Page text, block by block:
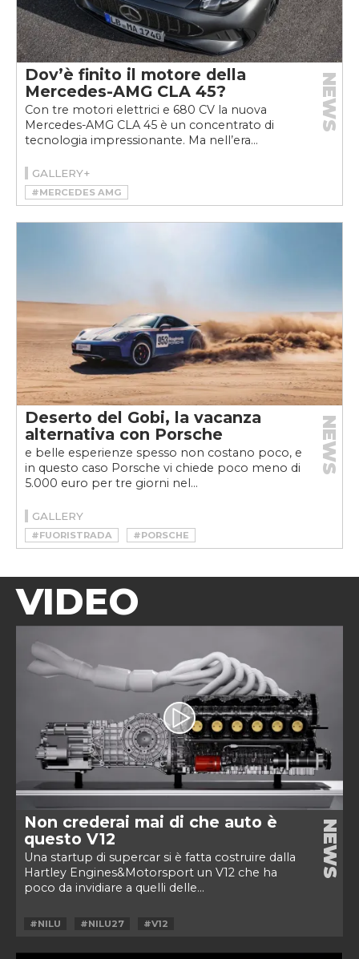
Dov’è finito il motore della
Mercedes-AMG CLA 45?
Con tre motori elettrici e 680 CV la nuova
Mercedes-AMG CLA 45 è un concentrato di
tecnologia impressionante. Ma nell’era...
NEWS
GALLERY+
#MERCEDES AMG
#MERCEDES-AMG CLA 45 4MATIC+
Deserto del Gobi, la vacanza
alternativa con Porsche
e belle esperienze spesso non costano poco, e
in questo caso Porsche vi chiede poco meno di
5.000 euro per tre giorni nel...
NEWS
GALLERY
#FUORISTRADA #PORSCHE
VIDEO
Non crederai mai di che auto è
questo V12
Una startup di supercar si è fatta costruire dalla
Hartley Engines&Motorsport un V12 che ha
poco da invidiare a quelli delle...
NEWS
#NILU #NILU27 #V12